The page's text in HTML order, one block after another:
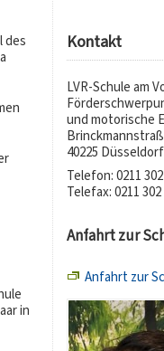
des
in
Kontakt
LVR-Schule am
und motorische
40225 Düsseldorf
Telefon: 0211
Telefax: 0211 302
Anfahrt zur
Anfahrt zur